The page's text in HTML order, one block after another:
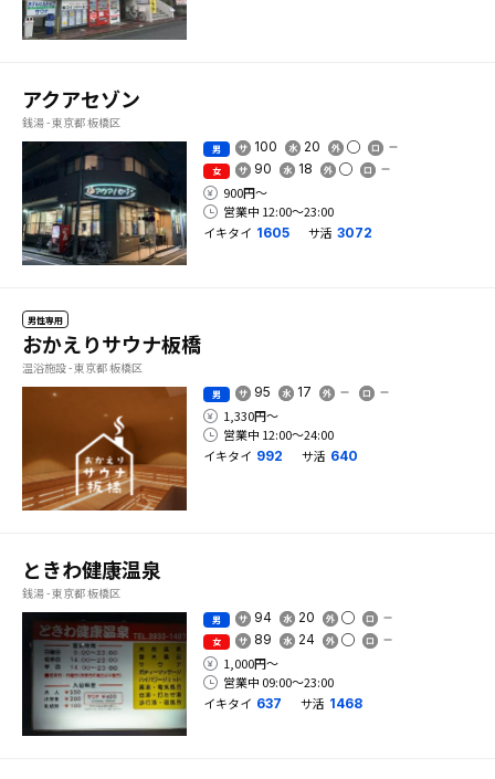
アクアセゾン
銭湯 - 東京都 板橋区
男 100 20
女 90 18
900円〜
営業中 12:00〜23:00
イキタイ 1605 サ活 3072
男性専用
おかえりサウナ板橋
温浴施設 - 東京都 板橋区
男 95 17
1,330円〜
営業中 12:00〜24:00
イキタイ 992 サ活 640
ときわ健康温泉
銭湯 - 東京都 板橋区
男 94 20
女 89 24
1,000円〜
営業中 09:00〜23:00
イキタイ 637 サ活 1468